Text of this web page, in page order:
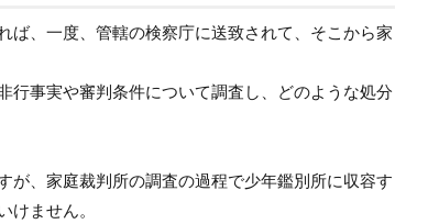
ば、一度、管轄の検察庁に送致されて、そこから家
行事実や審判条件について調査し、どのような処分
が、家庭裁判所の調査の過程で少年鑑別所に収容す
けません。